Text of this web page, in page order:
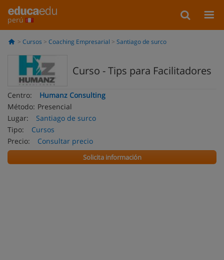
perú
Cursos Coaching Empresarial Santiago de surco
Curso - Tips para Facilitadores
Centro:
Humanz Consulting
Método: Presencial
Lugar:
Santiago de surco
Tipo:
Cursos
Precio:
Consultar precio
Solicita información